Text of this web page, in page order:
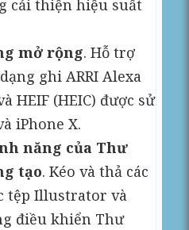
cải thiện hiệu suất
mở rộng. Hỗ trợ
ghi ARRI Alexa
HEIF (HEIC) được sử
iPhone X.
năng của Thư
tạo. Kéo và thả các
tệp Illustrator và
điều khiển Thư